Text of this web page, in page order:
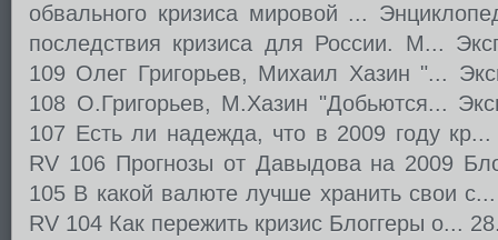
обвального кризиса мировой ...
последствия кризиса для России. М...
109 Олег Григорьев, Михаил Хазин "...
108 О.Григорьев, М.Хазин "Добьются...
107 Есть ли надежда, что в 2009 году
RV 106 Прогнозы от Давыдова на 2009
105 В какой валюте лучше хранить свои
RV 104 Как пережить кризис Блоггеры о...